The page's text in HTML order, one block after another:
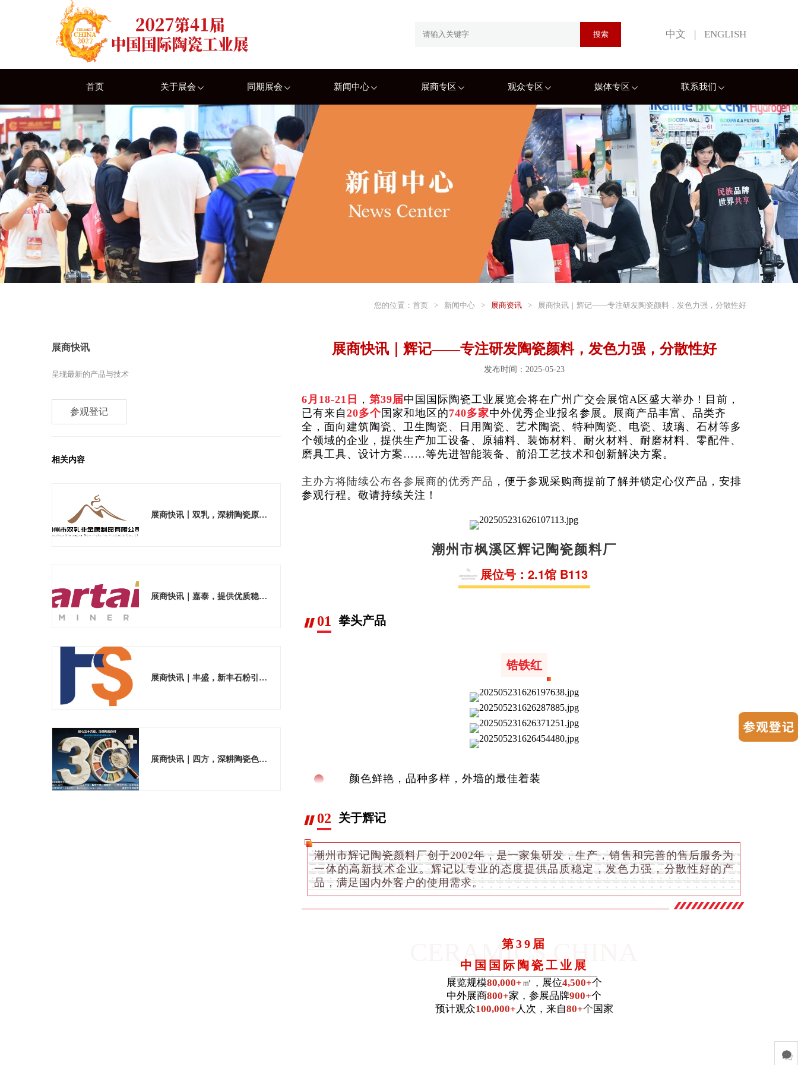
中文 | ENGLISH
首页 关于展会 同期展会 新闻中心 展商专区 观众专区 媒体专区 联系我们
您的位置： 首页 > 新闻中心 > 展商资讯 > 展商快讯｜辉记——专注研发陶瓷颜料，发色力强，分散性好
展商快讯
呈现最新的产品与技术
参观登记
相关内容
展商快讯丨双乳，深耕陶瓷原料多年
展商快讯｜嘉泰，提供优质稳定的陶瓷原料
展商快讯｜丰盛，新丰石粉引领材料绿色发展
展商快讯｜四方，深耕陶瓷色料研发
展商快讯｜辉记——专注研发陶瓷颜料，发色力强，分散性好
发布时间：2025-05-23
6月18-21日 ，第39届中国国际陶瓷工业展览会将在广州广交会展馆A区盛大举办！目前，
已有来自20多个 国家和地区的740多家中外优秀企业报名参展。展商产品丰富、品类齐
全，面向建筑陶瓷、卫生陶瓷、日用陶瓷、艺术陶瓷、特种陶瓷、电瓷、玻璃、石材等多
个领域的企业，提供生产加工设备、原辅料、装饰材料、耐火材料、耐磨材料、零配件、
磨具工具、设计方案……等先进智能装备、前沿工艺技术和创新解决方案。
主办方将陆续公布各参展商的优秀产品 ，便于参观采购商提前了解并锁定心仪产品，安排
参观行程。敬请持续关注！
潮州市枫溪区辉记陶瓷颜料厂
展位号：2.1馆 B113
01 拳头产品
锆铁红
颜色鲜艳，品种多样，外墙的最佳着装
02 关于辉记
潮州市辉记陶瓷颜料厂创于2002年，是一家集研发，生产，销售和完善的售后服务为
一体的高新技术企业。辉记以专业的态度提供品质稳定，发色力强，分散性好的产
品，满足国内外客户的使用需求。
CERAMICS CHINA
第39届
中国国际陶瓷工业展
展览规模80,000+㎡ ，展位4,500+个
中外展商800+家，参展品牌900+个
预计观众100,000+ 人次，来自80+个国家